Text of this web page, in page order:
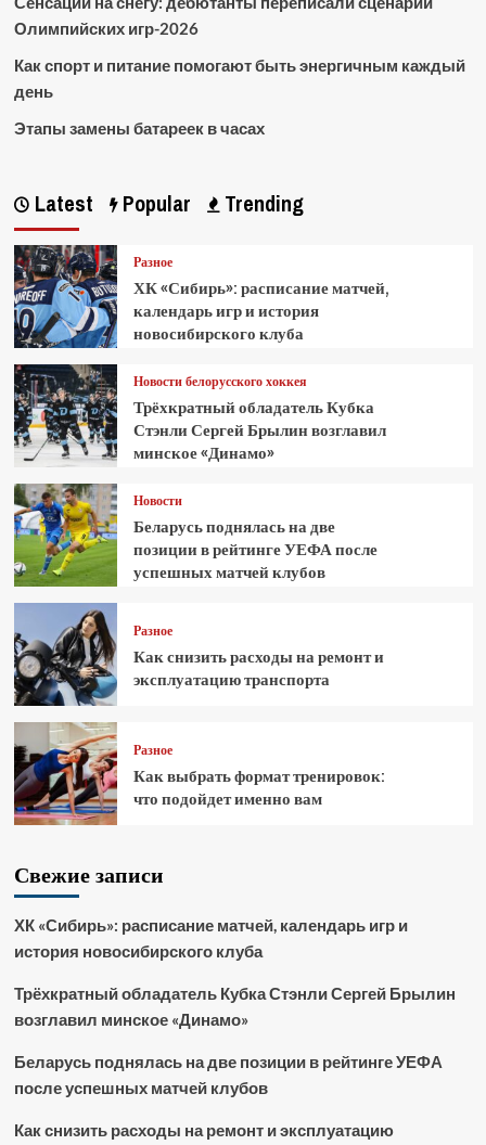
Олимпийских игр-2026
Как спорт и питание помогают быть энергичным каждый
день
Этапы замены батареек в часах
Latest Popular Trending
Разное
ХК «Сибирь»: расписание матчей,
календарь игр и история
новосибирского клуба
Новости белорусского хоккея
Трёхкратный обладатель Кубка
Стэнли Сергей Брылин возглавил
минское «Динамо»
Новости
Беларусь поднялась на две
позиции в рейтинге УЕФА после
успешных матчей клубов
Разное
Как снизить расходы на ремонт и
эксплуатацию транспорта
Разное
Как выбрать формат тренировок:
что подойдет именно вам
Свежие записи
ХК «Сибирь»: расписание матчей, календарь игр и
история новосибирского клуба
Трёхкратный обладатель Кубка Стэнли Сергей Брылин
возглавил минское «Динамо»
Беларусь поднялась на две позиции в рейтинге УЕФА
после успешных матчей клубов
Как снизить расходы на ремонт и эксплуатацию